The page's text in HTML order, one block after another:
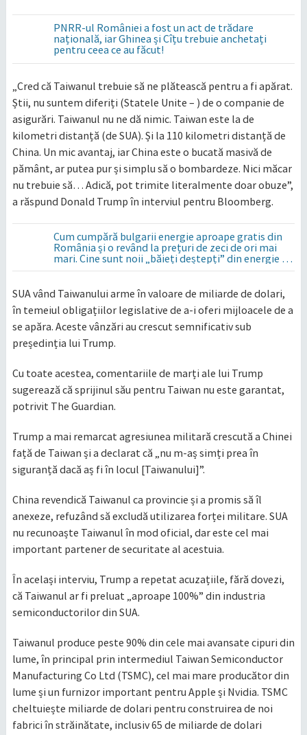
PNRR-ul României a fost un act de trădare
națională, iar Ghinea și Cîțu trebuie anchetați
pentru ceea ce au făcut!
„Cred că Taiwanul trebuie să ne plătească pentru a fi apărat.
Știi, nu suntem diferiți (Statele Unite – ) de o companie de
asigurări. Taiwanul nu ne dă nimic. Taiwan este la de
kilometri distanță (de SUA). Și la 110 kilometri distanță de
China. Un mic avantaj, iar China este o bucată masivă de
pământ, ar putea pur și simplu să o bombardeze. Nici măcar
nu trebuie să… Adică, pot trimite literalmente doar obuze”,
a răspund Donald Trump în interviul pentru Bloomberg.
Cum cumpără bulgarii energie aproape gratis din
România și o revând la prețuri de zeci de ori mai
mari. Cine sunt noii „băieți deștepți” din energie de
la sud de Dunăre
SUA vând Taiwanului arme în valoare de miliarde de dolari,
în temeiul obligațiilor legislative de a-i oferi mijloacele de a
se apăra. Aceste vânzări au crescut semnificativ sub
președinția lui Trump.
Cu toate acestea, comentariile de marți ale lui Trump
sugerează că sprijinul său pentru Taiwan nu este garantat,
potrivit The Guardian.
Trump a mai remarcat agresiunea militară crescută a Chinei
față de Taiwan și a declarat că „nu m-aș simți prea în
siguranță dacă aș fi în locul [Taiwanului]”.
China revendică Taiwanul ca provincie și a promis să îl
anexeze, refuzând să excludă utilizarea forței militare. SUA
nu recunoaște Taiwanul în mod oficial, dar este cel mai
important partener de securitate al acestuia.
În același interviu, Trump a repetat acuzațiile, fără dovezi,
că Taiwanul ar fi preluat „aproape 100%” din industria
semiconductorilor din SUA.
Taiwanul produce peste 90% din cele mai avansate cipuri din
lume, în principal prin intermediul Taiwan Semiconductor
Manufacturing Co Ltd (TSMC), cel mai mare producător din
lume și un furnizor important pentru Apple și Nvidia. TSMC
cheltuiește miliarde de dolari pentru construirea de noi
fabrici în străinătate, inclusiv 65 de miliarde de dolari